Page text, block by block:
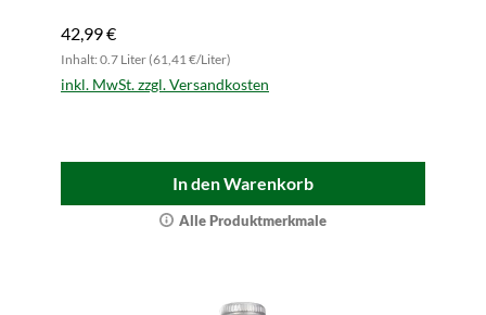
42,99 €
Inhalt: 0.7 Liter (61,41 €/Liter)
inkl. MwSt. zzgl. Versandkosten
In den Warenkorb
Alle Produktmerkmale